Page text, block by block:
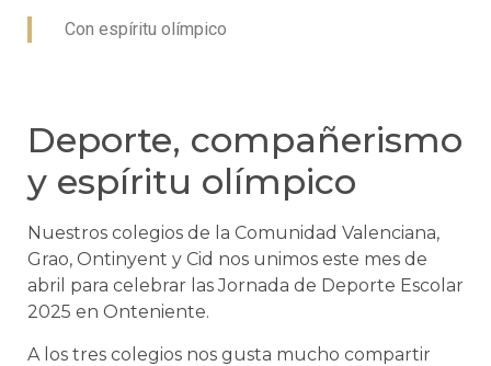
Con espíritu olímpico
Deporte, compañerismo
y espíritu olímpico
Nuestros colegios de la Comunidad Valenciana,
Grao, Ontinyent y Cid nos unimos este mes de
abril para celebrar las Jornada de Deporte Escolar
2025 en Onteniente.
A los tres colegios nos gusta mucho compartir